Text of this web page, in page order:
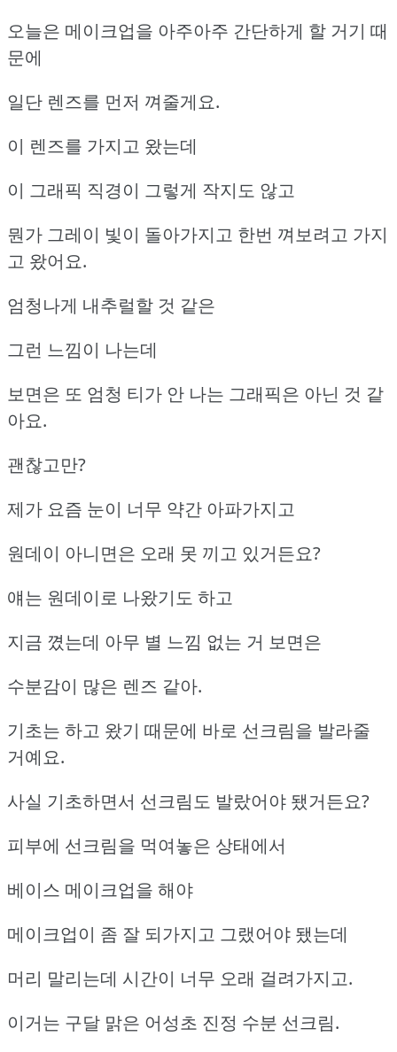
오늘은 메이크업을 아주아주 간단하게 할 거기 때
문에
일단 렌즈를 먼저 껴줄게요.
이 렌즈를 가지고 왔는데
이 그래픽 직경이 그렇게 작지도 않고
뭔가 그레이 빛이 돌아가지고 한번 껴보려고 가지
고 왔어요.
엄청나게 내추럴할 것 같은
그런 느낌이 나는데
보면은 또 엄청 티가 안 나는 그래픽은 아닌 것 같
아요.
괜찮고만?
제가 요즘 눈이 너무 약간 아파가지고
원데이 아니면은 오래 못 끼고 있거든요?
얘는 원데이로 나왔기도 하고
지금 꼈는데 아무 별 느낌 없는 거 보면은
수분감이 많은 렌즈 같아.
기초는 하고 왔기 때문에 바로 선크림을 발라줄
거예요.
사실 기초하면서 선크림도 발랐어야 됐거든요?
피부에 선크림을 먹여놓은 상태에서
베이스 메이크업을 해야
메이크업이 좀 잘 되가지고 그랬어야 됐는데
머리 말리는데 시간이 너무 오래 걸려가지고.
이거는 구달 맑은 어성초 진정 수분 선크림.